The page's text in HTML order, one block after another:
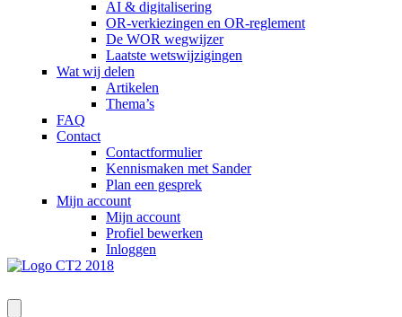
AI & digitalisering
OR-verkiezingen en OR-reglement
De WOR wegwijzer
Laatste wetswijzigingen
Wat wij delen
Artikelen
Thema’s
FAQ
Contact
Contactformulier
Kennismaken met Sander
Plan een gesprek
Mijn account
Mijn account
Profiel bewerken
Inloggen